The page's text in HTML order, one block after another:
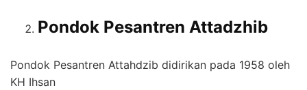
Pondok Pesantren Attadzhib
Pondok Pesantren Attahdzib didirikan pada 1958 oleh
KH Ihsan